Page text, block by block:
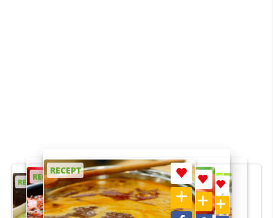
RECEPT
RECEPT
RECEPT
RECEPT
RECEPT